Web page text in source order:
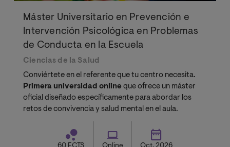
Máster Universitario en Prevención e
Intervención Psicológica en Problemas
de Conducta en la Escuela
Ciencias de la Salud
Conviértete en el referente que tu centro necesita.
Primera universidad online que ofrece un máster
oficial diseñado específicamente para abordar los
retos de convivencia y salud mental en el aula.